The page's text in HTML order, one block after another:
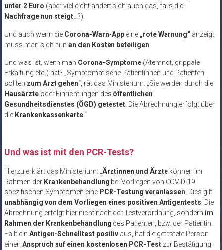
unter 2 Euro (aber vielleicht ändert sich auch das, falls die
Nachfrage nun steigt…?).
Und auch wenn die Corona-Warn-Appeine „rote Warnung“anzeigt,
muss man sich nun an den Kosten beteiligen
Und was ist, wenn man Corona-Symptome(Atemnot, grippale
Erkältung etc.) hat? „Symptomatische Patientinnen und Patienten
sollten zum Arzt gehen“, rät das Ministerium. „Sie werden durch die
Hausärzteoder Einrichtungen des öffentlichen
Gesundheitsdienstes (ÖGD) getestet. Die Abrechnung erfolgt über
die Krankenkassenkarte.“
Und was ist mit den PCR-Tests?
Hierzu erklärt das Ministerium: „Ärztinnen und Ärztekönnen im
Rahmen der Krankenbehandlung bei Vorliegen von COVID-19
spezifischen Symptomen eine PCR-Testung veranlassen . Dies gilt
unabhängig von dem Vorliegen eines positiven Antigentests . Die
Abrechnung erfolgt hier nicht nach der Testverordnung, sondern im
Rahmen der Krankenbehandlung des Patienten, bzw. der Patientin.
Fällt ein Antigen-Schnelltest positivaus, hat die getestete Person
einen Anspruch auf einen kostenlosen PCR-Testzur Bestätigung